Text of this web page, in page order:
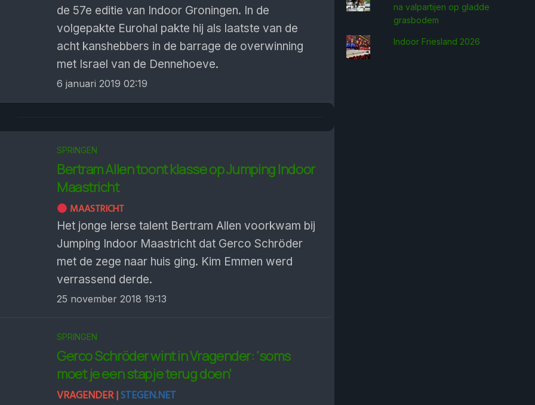
de 57e editie van Indoor Groningen. In de
volgepakte Eurohal pakte hij als laatste van de
acht kanshebbers in de barrage de overwinning
met Israel van de Dennehoeve.
6 januari 2019 02:19
SPRINGEN
Bertram Allen toont klasse op Jumping Indoor
Maastricht
MAASTRICHT
Het jonge Ierse talent Bertram Allen voorkwam bij
Jumping Indoor Maastricht dat Gerco Schröder
met de zege naar huis ging. Kim Emmen werd
verrassend derde.
25 november 2018 19:13
SPRINGEN
Gerco Schröder wint in Vragender: ‘soms
moet je een stapje terug doen’
VRAGENDER |STEGEN.NET
na valpartijen op gladde
grasbodem
Indoor Friesland 2026